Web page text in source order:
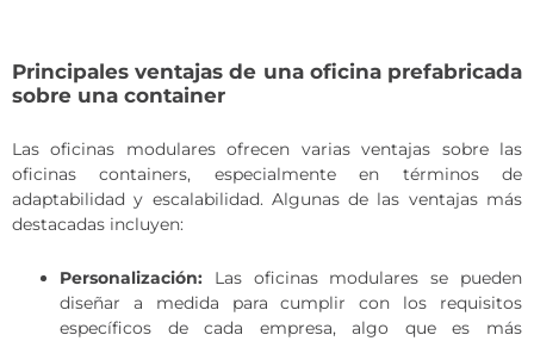
Principales ventajas de una oficina prefabricada
sobre una container
Las oficinas modulares ofrecen varias ventajas sobre las
oficinas containers, especialmente en términos de
adaptabilidad y escalabilidad. Algunas de las ventajas más
destacadas incluyen:
Personalización: Las oficinas modulares se pueden
diseñar a medida para cumplir con los requisitos
específicos de cada empresa, algo que es más